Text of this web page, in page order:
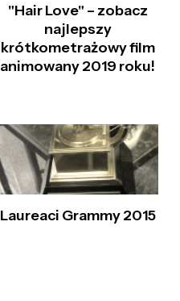
"Hair Love" – zobacz
najlepszy
krótkometrażowy film
animowany 2019 roku!
Laureaci Grammy 2015